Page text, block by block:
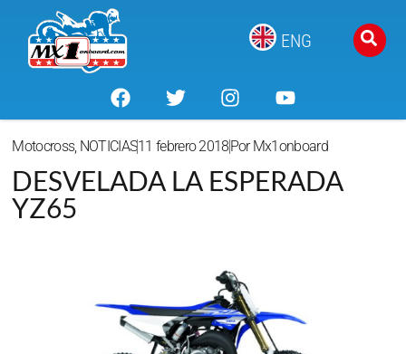
ENG
Motocross, NOTICIAS11 febrero 2018 PorMx1onboard
DESVELADA LA ESPERADA
YZ65